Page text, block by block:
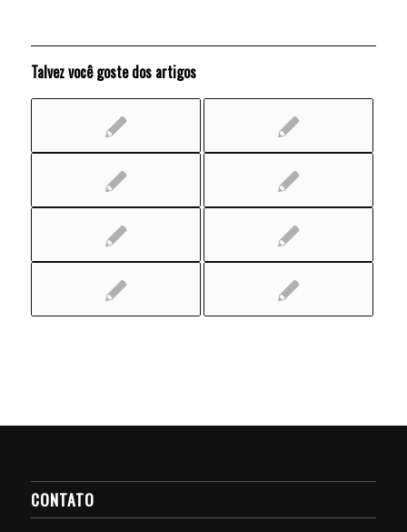
Talvez você goste dos artigos
CONTATO